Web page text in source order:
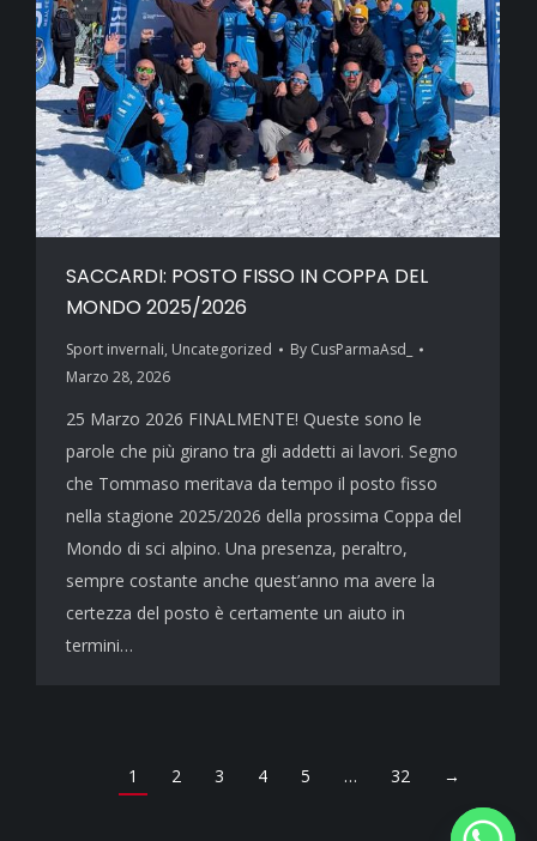
SACCARDI: POSTO FISSO IN COPPA DEL
MONDO 2025/2026
Sport invernali, Uncategorized By CusParmaAsd_
Marzo 28, 2026
25 Marzo 2026 FINALMENTE! Queste sono le
parole che più girano tra gli addetti ai lavori. Segno
che Tommaso meritava da tempo il posto fisso
nella stagione 2025/2026 della prossima Coppa del
Mondo di sci alpino. Una presenza, peraltro,
sempre costante anche quest’anno ma avere la
certezza del posto è certamente un aiuto in
termini…
1 2 3 4 5 … 32 →